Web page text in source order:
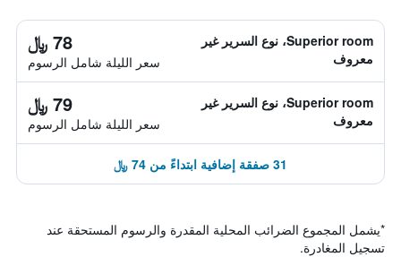
Superior room، نوع السرير غير
معروف
78 ﷼
سعر الليلة شامل الرسوم
Superior room، نوع السرير غير
معروف
79 ﷼
سعر الليلة شامل الرسوم
31 صفقة إضافية ابتداءً من 74 ﷼
*يشمل المجموع الضرائب المحلية المقدرة والرسوم المستحقة عند
تسجيل المغادرة.